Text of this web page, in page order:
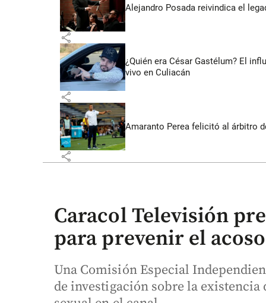
Alejandro Posada reivindica el
share
¿Quién era César Gastélum? El
vivo en Culiacán
share
Amaranto Perea felicitó al árbitro
share
Caracol Televisión
para prevenir el
Una Comisión Especial
de investigación sobre la